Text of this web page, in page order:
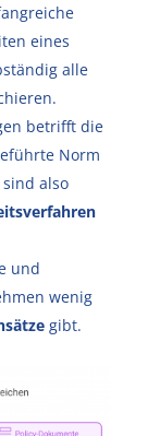
eines
alle
betrifft die
Norm
also
und
wenig
gibt.